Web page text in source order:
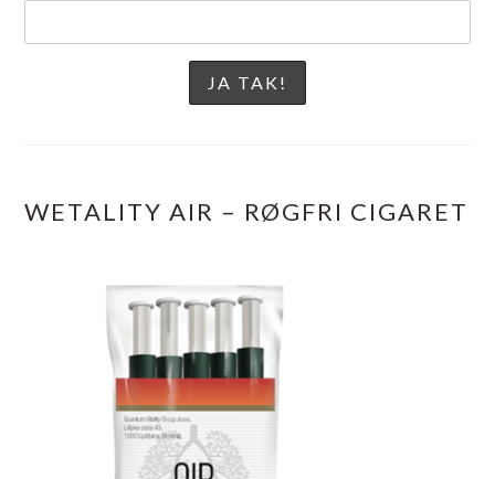
WETALITY AIR – RØGFRI CIGARET